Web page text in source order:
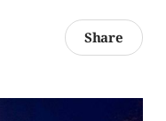
Share